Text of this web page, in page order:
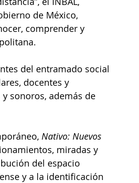
de México,
comprender y
del entramado social
docentes y
sonoros, además de
Nativo: Nuevos
miradas y
del espacio
y a la identificación